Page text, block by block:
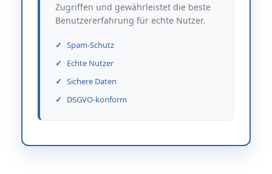
Zugriffen und gewährleistet die beste
Benutzererfahrung für echte Nutzer.
Spam-Schutz
Echte Nutzer
Sichere Daten
DSGVO-konform